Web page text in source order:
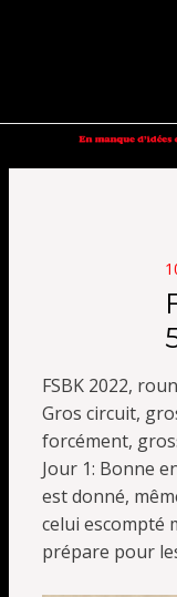
FSBK 2022,
Gros circuit,
forcément,
Jour 1: Bonne
est donné,
celui escompté
prépare pour